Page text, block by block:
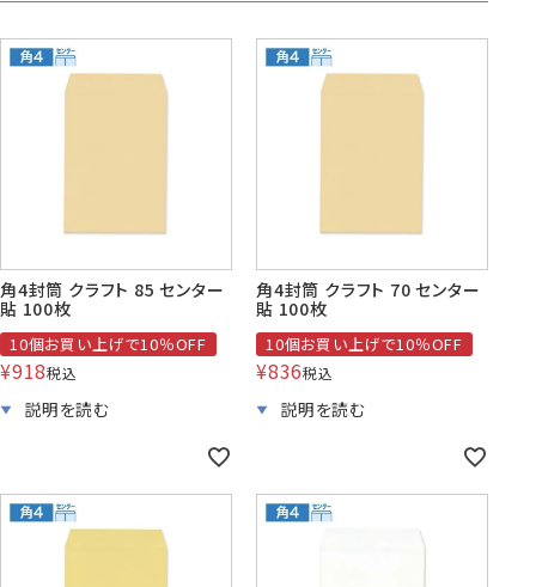
株券・商品券
発送・包装・梱包資
見本帳
その他
プリンター
対応製品
Cuoretti
角4封筒 クラフト 85 センター
貼 100枚
10個お買い上げで10％OFF
¥918税込
角4封筒 クラフト 70 センター
貼 100枚
10個お買い上げで10％OFF
¥836税込